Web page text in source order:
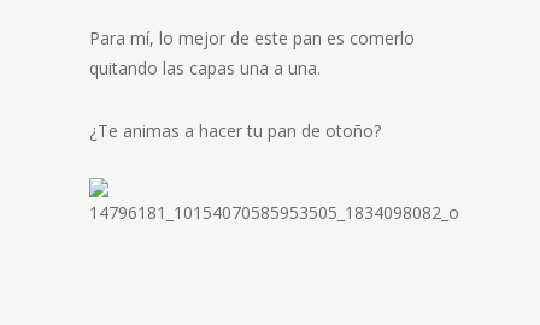
Para mí, lo mejor de este pan es comerlo
quitando las capas una a una.
¿Te animas a hacer tu pan de otoño?